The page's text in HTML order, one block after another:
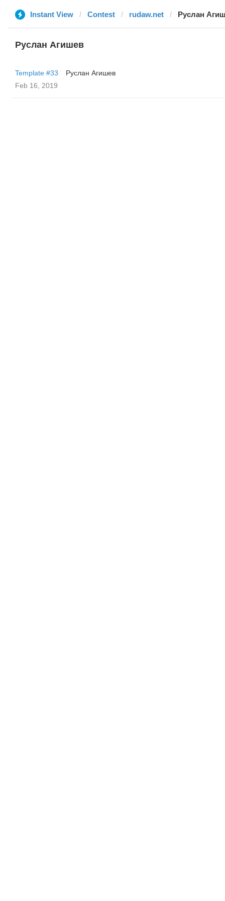
Instant View Contest rudaw.net Руслан
Руслан Агишев
Template #33
Руслан Агишев
Feb 16, 2019